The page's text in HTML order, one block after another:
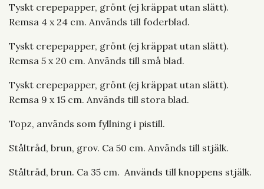
Tyskt crepepapper, grönt (ej kräppat utan slätt).
Remsa 4 x 24 cm. Används till foderblad.
Tyskt crepepapper, grönt (ej kräppat utan slätt).
Remsa 5 x 20 cm. Används till små blad.
Tyskt crepepapper, grönt (ej kräppat utan slätt).
Remsa 9 x 15 cm. Används till stora blad.
Topz, används som fyllning i pistill.
Ståltråd, brun, grov. Ca 50 cm. Används till stjälk.
Ståltråd, brun. Ca 35 cm. Används till knoppens stjälk.